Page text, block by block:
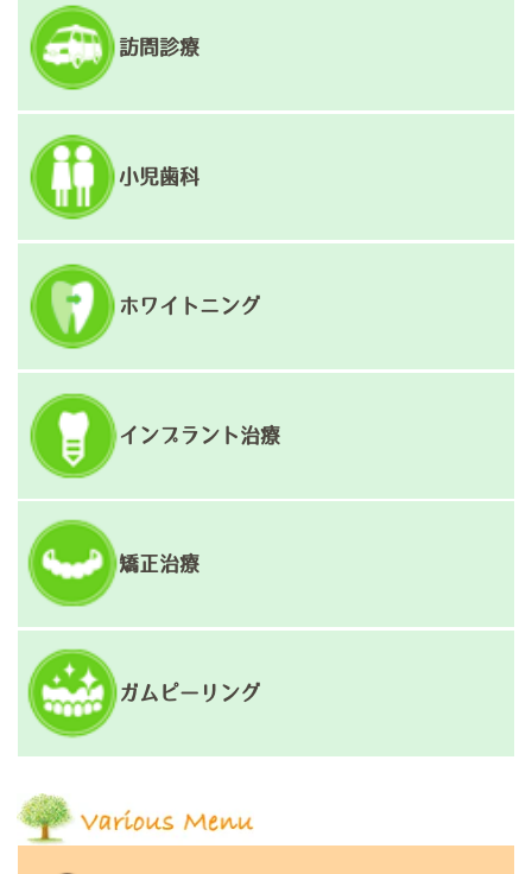
訪問診療
小児歯科
ホワイトニング
インプラント治療
矯正治療
ガムピーリング